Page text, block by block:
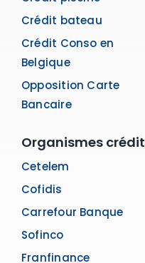
Crédit bateau
Crédit Conso en
Belgique
Opposition Carte
Bancaire
Organismes crédit
Cetelem
Cofidis
Carrefour Banque
Sofinco
Franfinance